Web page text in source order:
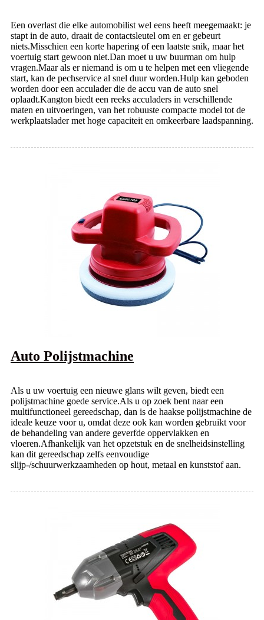
Een overlast die elke automobilist wel eens heeft meegemaakt: je
stapt in de auto, draait de contactsleutel om en er gebeurt
niets.Misschien een korte hapering of een laatste snik, maar het
voertuig start gewoon niet.Dan moet u uw buurman om hulp
vragen.Maar als er niemand is om u te helpen met een vliegende
start, kan de pechservice al snel duur worden.Hulp kan geboden
worden door een acculader die de accu van de auto snel
oplaadt.Kangton biedt een reeks acculaders in verschillende
maten en uitvoeringen, van het robuuste compacte model tot de
werkplaatslader met hoge capaciteit en omkeerbare laadspanning.
Auto Polijstmachine
Als u uw voertuig een nieuwe glans wilt geven, biedt een
polijstmachine goede service.Als u op zoek bent naar een
multifunctioneel gereedschap, dan is de haakse polijstmachine de
ideale keuze voor u, omdat deze ook kan worden gebruikt voor
de behandeling van andere geverfde oppervlakken en
vloeren.Afhankelijk van het opzetstuk en de snelheidsinstelling
kan dit gereedschap zelfs eenvoudige
slijp-/schuurwerkzaamheden op hout, metaal en kunststof aan.